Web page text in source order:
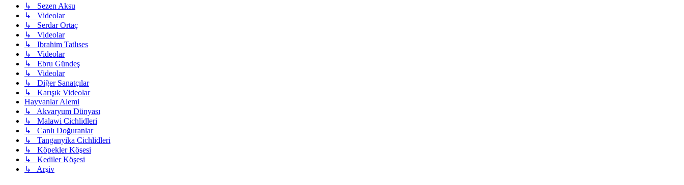
↳ Sezen Aksu
↳ Videolar
↳ Serdar Ortaç
↳ Videolar
↳ Ibrahim Tatlıses
↳ Videolar
↳ Ebru Gündeş
↳ Videolar
↳ Diğer Sanatçılar
↳ Karışık Videolar
Hayvanlar Alemi
↳ Akvaryum Dünyası
↳ Malawi Cichlidleri
↳ Canlı Doğuranlar
↳ Tanganyika Cichlidleri
↳ Köpekler Köşesi
↳ Kediler Köşesi
↳ Arşiv